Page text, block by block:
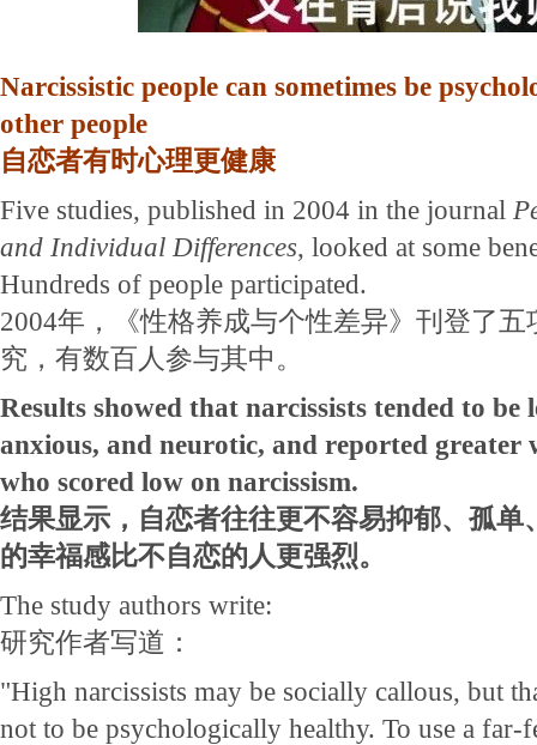
Narcissistic people can sometimes be
other people
自恋者有时心理更健康
Five studies, published in 2004 in the journal
and Individual Differences, looked at some
Hundreds of people participated.
2004年，《性格养成与个性差异》刊登了
究，有数百人参与其中。
Results showed that narcissists tended to be
anxious, and neurotic, and reported greater
who scored low on narcissism.
结果显示，自恋者往往更不容易抑郁、孤单
的幸福感比不自恋的人更强烈。
The study authors write:
研究作者写道：
"High narcissists may be socially callous, but
not to be psychologically healthy. To use a far-